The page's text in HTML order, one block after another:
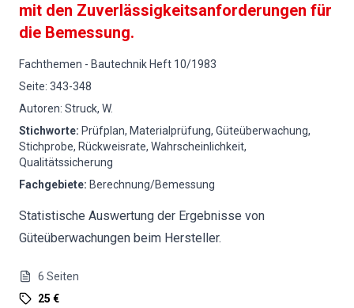
mit den Zuverlässigkeitsanforderungen für
die Bemessung.
Fachthemen - Bautechnik Heft 10/1983
Seite: 343-348
Autoren: Struck, W.
Stichworte: Prüfplan, Materialprüfung, Güteüberwachung,
Stichprobe, Rückweisrate, Wahrscheinlichkeit,
Qualitätssicherung
Fachgebiete: Berechnung/Bemessung
Statistische Auswertung der Ergebnisse von
Güteüberwachungen beim Hersteller.
6 Seiten
25 €